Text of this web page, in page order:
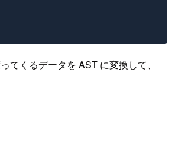
くるデータを AST に変換して、